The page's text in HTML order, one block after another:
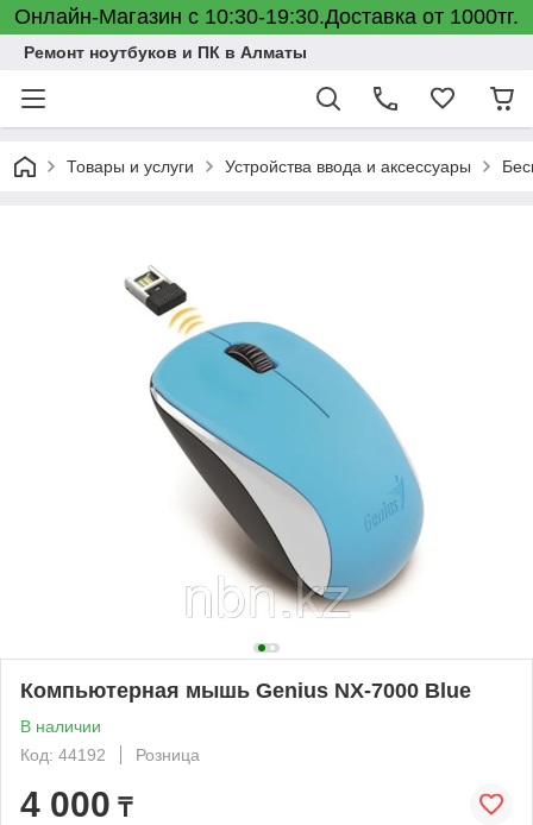
Онлайн-Магазин с 10:30-19:30.Доставка от 1000тг.
Ремонт ноутбуков и ПК в Алматы
Товары и услуги Устройства ввода и аксессуары
Компьютерная мышь Genius NX-7000 Blue
В наличии
Код: 44192
Розница
4 000 ₸